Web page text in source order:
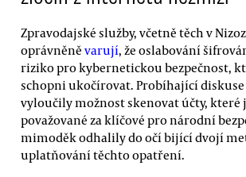
Zpravodajské služby, včetně těch v
oprávněně varují, že oslabování
riziko pro kybernetickou bezpečnost,
schopni ukočírovat. Probíhající diskuse
vyloučily možnost skenovat účty, které
považované za klíčové pro národní
mimoděk odhalily do očí bijící dvojí
uplatňování těchto opatření.